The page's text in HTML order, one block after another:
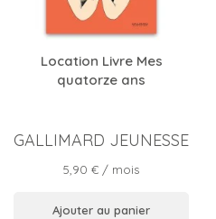
Location Livre Mes
quatorze ans
GALLIMARD JEUNESSE
Prix
5,90 € / mois
Ajouter au panier